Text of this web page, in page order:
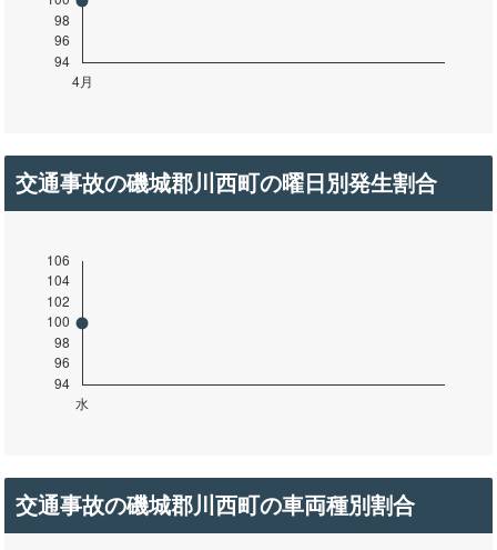
交通事故の磯城郡川西町の曜日別発生割合
交通事故の磯城郡川西町の車両種別割合